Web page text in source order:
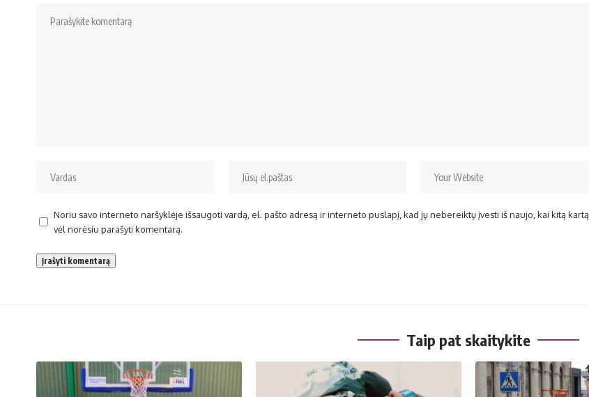
Noriu savo interneto naršyklėje išsaugoti vardą, el. pašto adresą ir interneto puslapį, kad jų nebereiktų įvesti iš naujo, kai kitą kartą
vėl norėsiu parašyti komentarą.
Taip pat skaitykite